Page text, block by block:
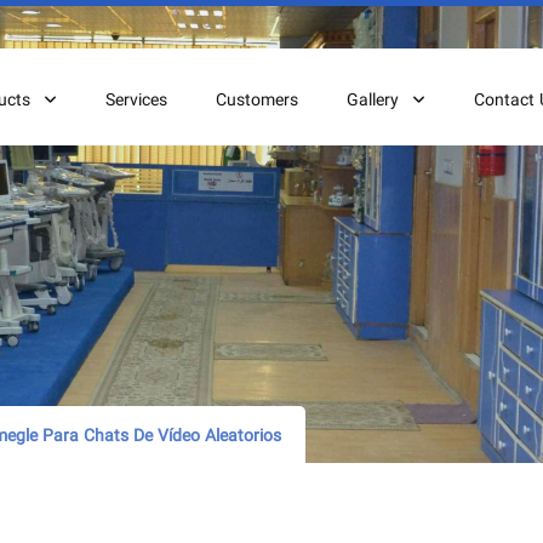
Services Customers Gallery Contact
Para Chats De Vídeo Aleatorios